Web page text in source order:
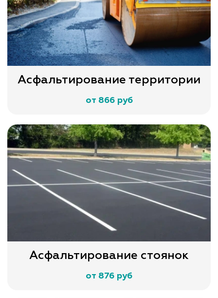
Асфальтирование территории
от 866 руб
Асфальтирование стоянок
от 876 руб